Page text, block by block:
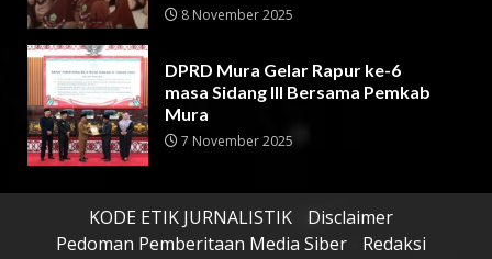
8 November 2025
DPRD Mura Gelar Rapur ke-6
masa Sidang III Bersama Pemkab
Mura
7 November 2025
KODE ETIK JURNALISTIK
Disclaimer
Pedoman Pemberitaan Media Siber
Redaksi